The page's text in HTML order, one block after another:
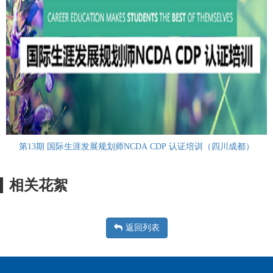
第13期 国际生涯发展规划师NCDA CDP 认证培训（四川成都）
相关花絮
返回列表